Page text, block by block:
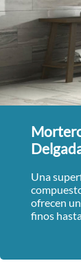
Una
ofrecen
finos